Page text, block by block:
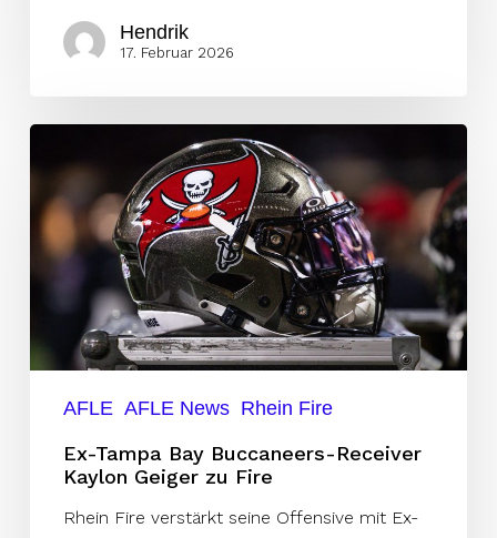
Hendrik
17. Februar 2026
Tampa
Bay
Buccaneers-
AFLE AFLE News Rhein Fire
Ex-Tampa Bay Buccaneers-Receiver
Kaylon Geiger zu Fire
Rhein Fire verstärkt seine Offensive mit Ex-